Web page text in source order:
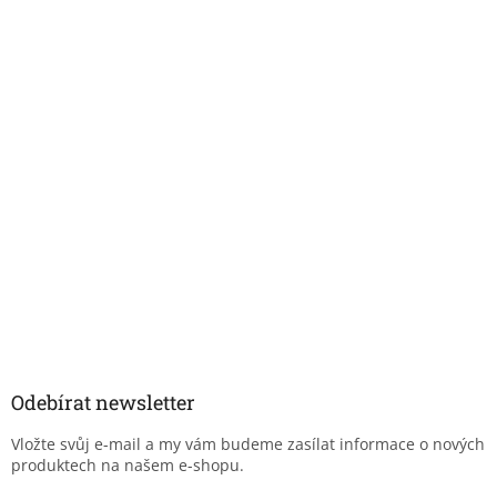
Odebírat newsletter
Vložte svůj e-mail a my vám budeme zasílat informace o nových
produktech na našem e-shopu.